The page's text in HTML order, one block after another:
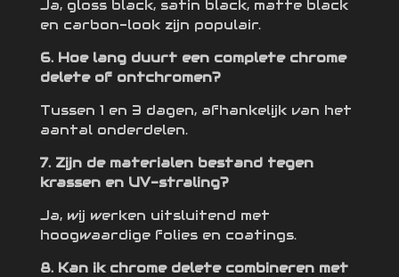
Ja, gloss black, satin black, matte black
en carbon-look zijn populair.
6. Hoe lang duurt een complete chrome
delete of ontchromen?
Tussen 1 en 3 dagen, afhankelijk van het
aantal onderdelen.
7. Zijn de materialen bestand tegen
krassen en UV-straling?
Ja, wij werken uitsluitend met
hoogwaardige folies en coatings.
8. Kan ik chrome delete combineren met